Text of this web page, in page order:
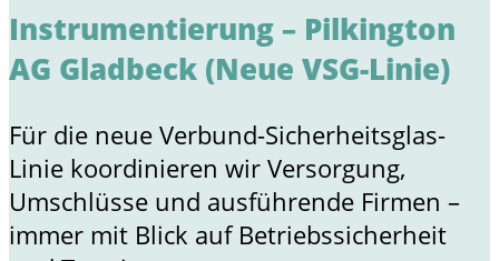
Instrumentierung – Pilkington
AG Gladbeck (Neue VSG-Linie)
Für die neue Verbund-Sicherheitsglas-
Linie koordinieren wir Versorgung,
Umschlüsse und ausführende Firmen –
immer mit Blick auf Betriebssicherheit